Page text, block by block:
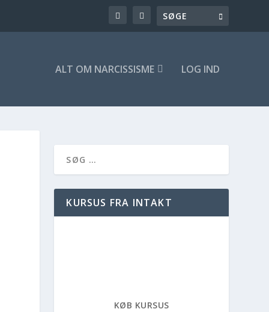
ALT OM NARCISSISME LOG IND
KURSUS FRA INTAKT
KØB KURSUS